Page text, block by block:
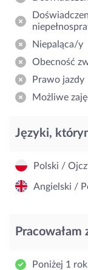
Niepaląca/y
Obecność
Prawo jazdy
Możliwe
Języki,
Polski /
Angielski /
Poniżej 1